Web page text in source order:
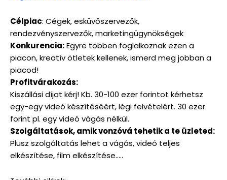
Célpiac: Cégek, esküvőszervezők,
rendezvényszervezők, marketingügynökségek
Konkurencia:Egyre többen foglalkoznak ezen a
piacon, kreatív ötletek kellenek, ismerd meg jobban a
piacod!
Profitvárakozás:
Kiszállási díjat kérj! Kb. 30-100 ezer forintot kérhetsz
egy-egy videó készítéséért, légi felvételért. 30 ezer
forint pl. egy videó vágás nélkül.
Szolgáltatások, amik vonzóvá tehetik a te üzleted:
Plusz szolgáltatás lehet a vágás, videó teljes
elkészítése, film elkészítése…..